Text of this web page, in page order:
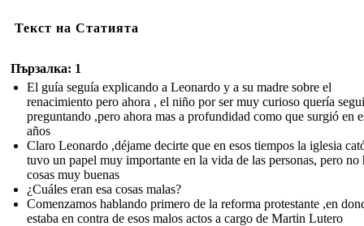
Текст на Статията
Пързалка: 1
El guía seguía explicando a Leonardo y a su madre sobre el
renacimiento pero ahora , el niño por ser muy curioso quería
preguntando ,pero ahora mas a profundidad como que surgió en
años
Claro Leonardo ,déjame decirte que en esos tiempos la iglesia
tuvo un papel muy importante en la vida de las personas, pero no
cosas muy buenas
¿Cuáles eran esa cosas malas?
Comenzamos hablando primero de la reforma protestante ,en
estaba en contra de esos malos actos a cargo de Martin Lutero